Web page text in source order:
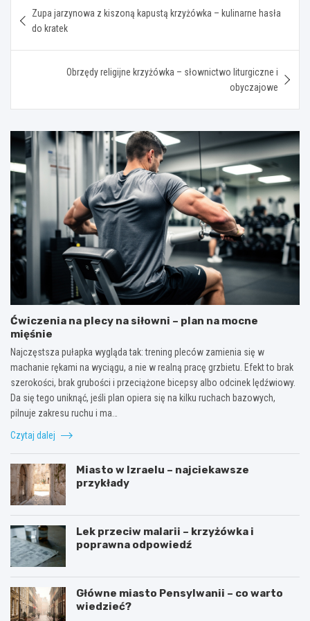
wpisu
Zupa jarzynowa z kiszoną kapustą krzyżówka – kulinarne hasła
do kratek
Obrzędy religijne krzyżówka – słownictwo liturgiczne i
obyczajowe
Ćwiczenia na plecy na siłowni – plan na mocne
mięśnie
Najczęstsza pułapka wygląda tak: trening pleców zamienia się w
machanie rękami na wyciągu, a nie w realną pracę grzbietu. Efekt to brak
szerokości, brak grubości i przeciążone bicepsy albo odcinek lędźwiowy.
Da się tego uniknąć, jeśli plan opiera się na kilku ruchach bazowych,
pilnuje zakresu ruchu i ma…
Czytaj dalej
Miasto w Izraelu – najciekawsze
przykłady
Lek przeciw malarii – krzyżówka i
poprawna odpowiedź
Główne miasto Pensylwanii – co warto
wiedzieć?